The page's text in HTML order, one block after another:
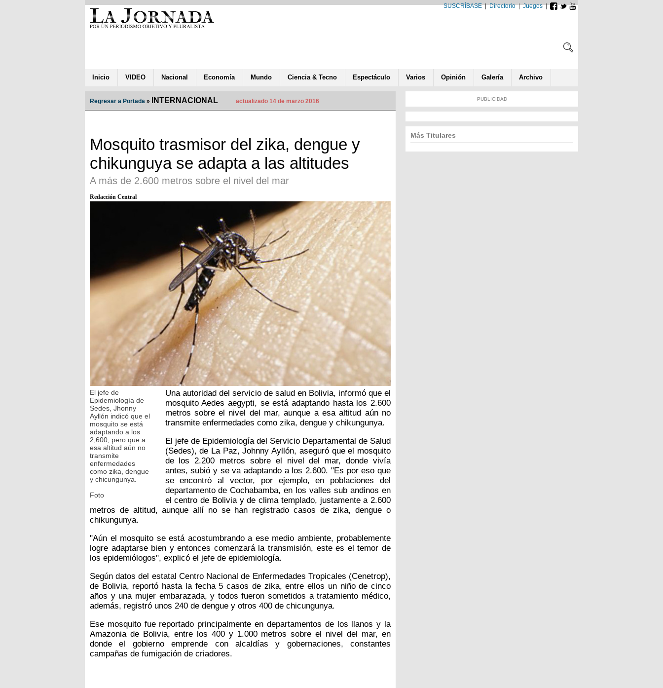
SUSCRÍBASE|Directorio|Juegos|
Inicio VIDEO Nacional Economía Mundo Ciencia & Tecno Espectáculo Varios Opinión Galería Archivo
Regresar a Portada » INTERNACIONAL actualizado 14 de marzo 2016
Mosquito trasmisor del zika, dengue y
chikunguya se adapta a las altitudes
A más de 2.600 metros sobre el nivel del mar
Redacción Central
El jefe de
Epidemiología de
Sedes, Jhonny
Ayllón indicó que el
mosquito se está
adaptando a los
2,600, pero que a
esa altitud aún no
transmite
enfermedades
como zika, dengue
y chicungunya.
Foto
Una autoridad del servicio de salud en Bolivia, informó que el
mosquito Aedes aegypti, se está adaptando hasta los 2.600
metros sobre el nivel del mar, aunque a esa altitud aún no
transmite enfermedades como zika, dengue y chikungunya.
El jefe de Epidemiología del Servicio Departamental de Salud
(Sedes), de La Paz, Johnny Ayllón, aseguró que el mosquito
de los 2.200 metros sobre el nivel del mar, donde vivía
antes, subió y se va adaptando a los 2.600. "Es por eso que
se encontró al vector, por ejemplo, en poblaciones del
departamento de Cochabamba, en los valles sub andinos en
el centro de Bolivia y de clima templado, justamente a 2.600
metros de altitud, aunque allí no se han registrado casos de zika, dengue o
chikungunya.
"Aún el mosquito se está acostumbrando a ese medio ambiente, probablemente
logre adaptarse bien y entonces comenzará la transmisión, este es el temor de
los epidemiólogos", explicó el jefe de epidemiología.
Según datos del estatal Centro Nacional de Enfermedades Tropicales (Cenetrop),
de Bolivia, reportó hasta la fecha 5 casos de zika, entre ellos un niño de cinco
años y una mujer embarazada, y todos fueron sometidos a tratamiento médico,
además, registró unos 240 de dengue y otros 400 de chicungunya.
Ese mosquito fue reportado principalmente en departamentos de los llanos y la
Amazonia de Bolivia, entre los 400 y 1.000 metros sobre el nivel del mar, en
donde el gobierno emprende con alcaldías y gobernaciones, constantes
campañas de fumigación de criadores.
PUBLICIDAD
Más Titulares